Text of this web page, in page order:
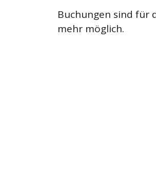
Buchungen sind für
mehr möglich.